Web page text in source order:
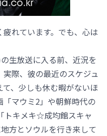
疲れています。でも、心は
生放送に入る前、近況を
際、彼の最近のスケジュ
、少しも休む暇がないほ
マウミ2」や朝鮮時代の
トキメキ☆成均館スキャ
方とソウルを行き来して